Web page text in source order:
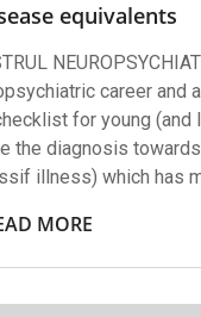
equivalents
career
for young
the diagnosis
illness) which has
MORE